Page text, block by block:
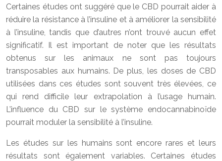
Certaines études ont suggéré que le CBD pourrait aider à
réduire la résistance à l’insuline et à améliorer la sensibilité
à l’insuline, tandis que d’autres n’ont trouvé aucun effet
significatif. Il est important de noter que les résultats
obtenus sur les animaux ne sont pas toujours
transposables aux humains. De plus, les doses de CBD
utilisées dans ces études sont souvent très élevées, ce
qui rend difficile leur extrapolation à l’usage humain.
L’influence du CBD sur le système endocannabinoïde
pourrait moduler la sensibilité à l’insuline.
Les études sur les humains sont encore rares et leurs
résultats sont également variables. Certaines études